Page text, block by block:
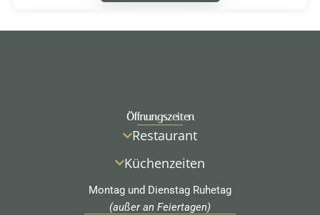
Öffnungszeiten
Restaurant
Küchenzeiten
Montag und Dienstag Ruhetag
(außer an Feiertagen)